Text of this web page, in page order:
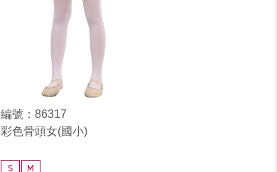
編號：86317
彩色骨頭女(國小)
S M